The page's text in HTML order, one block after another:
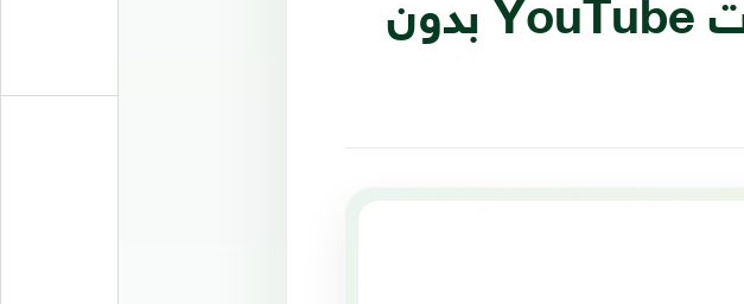
طريقة مشاهدة فيديوهات YouTube بدون